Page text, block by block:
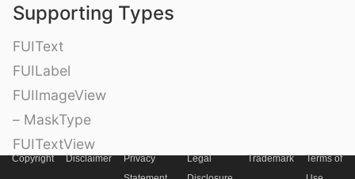
Supporting Types
FUIText
FUILabel
FUIImageView
– MaskType
FUITextView
FUITextField
Copyright Disclaimer
Privacy
Legal
Trademark
Terms of